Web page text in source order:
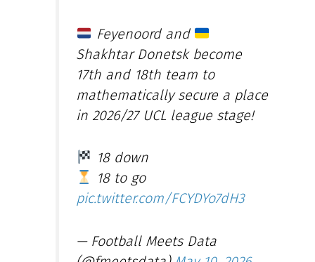
Feyenoord and
Shakhtar Donetsk become
17th and 18th team to
mathematically secure a place
in 2026/27 UCL league stage!
18 down
18 to go
pic.twitter.com/FCYDYo7dH3
— Football Meets Data